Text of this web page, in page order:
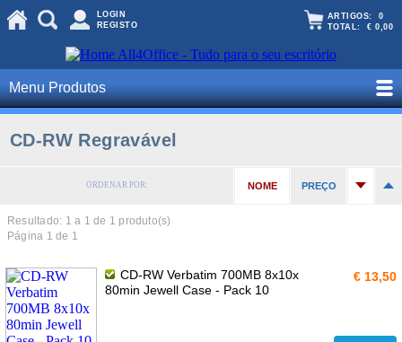
LOGIN
REGISTO
ARTIGOS: 0
TOTAL: € 0,00
Menu Produtos
CD-RW Regravável
ORDENAR POR: NOME PREÇO
Resultado: 1 a 1 de 1 produto(s)
Página 1 de 1
CD-RW Verbatim 700MB 8x10x
80min Jewell Case - Pack 10
€ 13,50